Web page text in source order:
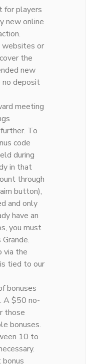
for players
new online
websites or
the
new
no deposit
meeting
To
code
during
in that
through
button),
and only
have an
you must
via the
tied to our
bonuses
A $50 no-
those
bonuses.
10 to
bonus